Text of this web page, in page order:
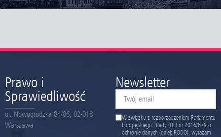
Prawo i
Sprawiedliwość
ul. Nowogrodzka 84/86, 02-018
Warszawa
Newsletter
W związku z rozporządzeniem Parlamentu
Europejskiego i Rady (UE) nr 2016/679 o
ochronie danych (dalej: RODO), wyrażam